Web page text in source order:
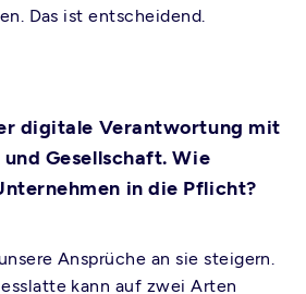
Das ist entscheidend.
digitale Verantwortung mit
Gesellschaft. Wie
in die Pflicht?
Ansprüche an sie steigern.
kann auf zwei Arten